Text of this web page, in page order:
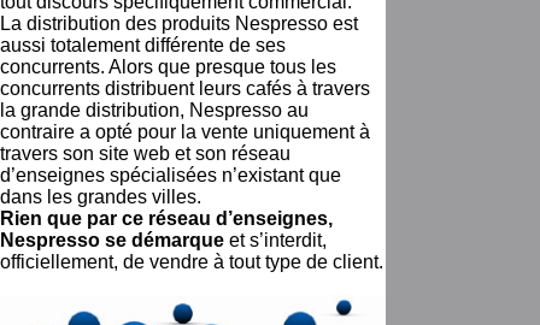
La distribution des produits Nespresso est
aussi totalement différente de ses
concurrents. Alors que presque tous les
concurrents distribuent leurs cafés à travers
la grande distribution, Nespresso au
contraire a opté pour la vente uniquement à
travers son site web et son réseau
d’enseignes spécialisées n’existant que
dans les grandes villes.
Rien que par ce réseau d’enseignes,
Nespresso se démarque et s’interdit,
officiellement, de vendre à tout type de client.